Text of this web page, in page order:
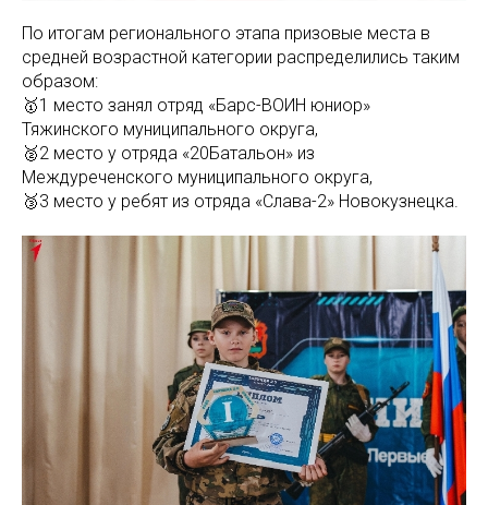
По итогам регионального этапа призовые места в
средней возрастной категории распределились таким
образом:
🥇1 место занял отряд «Барс-ВОИН юниор»
Тяжинского муниципального округа,
🥈2 место у отряда «20Батальон» из
Междуреченского муниципального округа,
🥉3 место у ребят из отряда «Слава-2» Новокузнецка.